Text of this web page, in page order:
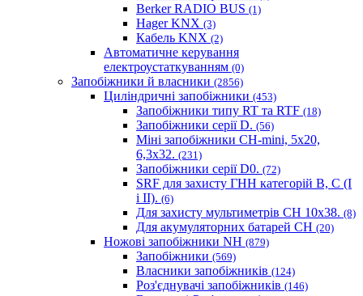
Berker RADIO BUS (1)
Hager KNX (3)
Кабель KNX (2)
Автоматичне керування
електроустаткуванням (0)
Запобіжники й власники (2856)
Циліндричні запобіжники (453)
Запобіжники типу RT та RTF (18)
Запобіжники серії D. (56)
Міні запобіжники CH-mini, 5x20,
6,3x32. (231)
Запобіжники серії D0. (72)
SRF для захисту ГНН категорій B, C (I
і II). (6)
Для захисту мультиметрів CH 10х38. (8)
Для акумуляторних батарей CH (20)
Ножові запобіжники NH (879)
Запобіжники (569)
Власники запобіжників (124)
Роз'єднувачі запобіжників (146)